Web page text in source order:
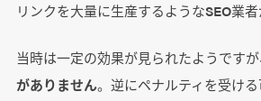
リンクを大量に生産するようなSEO業者
当時は一定の効果が見られたようですが
がありません。逆にペナルティを受ける